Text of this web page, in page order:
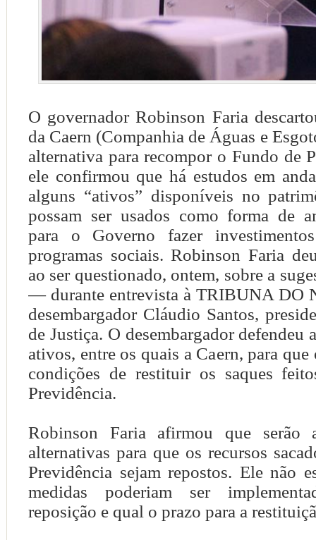
O governador Robinson Faria
da Caern (Companhia de Águas e
alternativa para recompor o Fundo de
ele confirmou que há estudos em
alguns “ativos” disponíveis no
possam ser usados como forma de
para o Governo fazer
programas sociais. Robinson Faria
ao ser questionado, ontem, sobre a
— durante entrevista à TRIBUNA
desembargador Cláudio Santos,
de Justiça. O desembargador defendeu
ativos, entre os quais a Caern, para
condições de restituir os saques
Previdência.
Robinson Faria afirmou que serão
alternativas para que os recursos
Previdência sejam repostos. Ele não
medidas poderiam ser
reposição e qual o prazo para a